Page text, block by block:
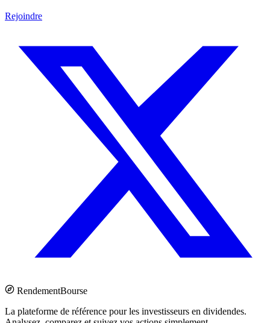
Rejoindre
RendementBourse
La plateforme de référence pour les investisseurs en dividendes.